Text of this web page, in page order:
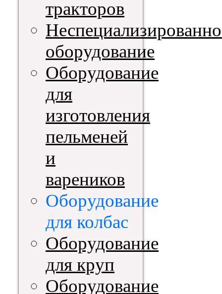
тракторов
оборудование
Оборудование
для
изготовления
пельменей
и
вареников
Оборудование
для колбас
Оборудование
для круп
Оборудование